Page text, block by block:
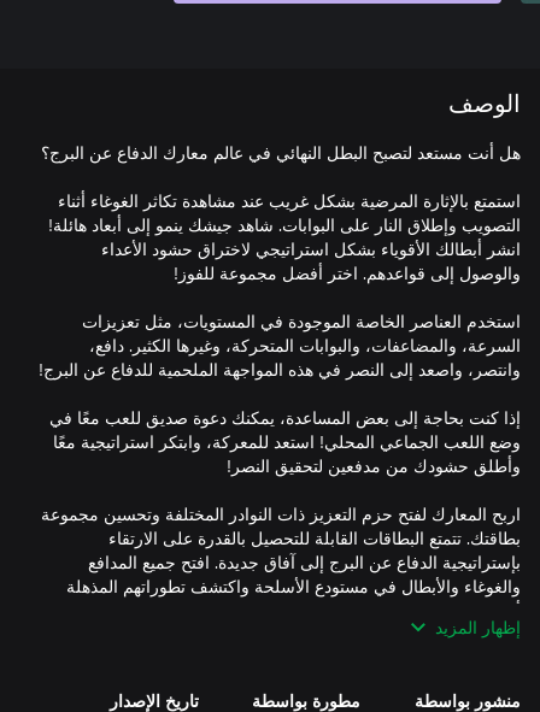
الوصف
استمتع بالإثارة المرضية بشكل غريب عند مشاهدة تكاثر الغوغاء أثناء
التصويب وإطلاق النار على البوابات. شاهد جيشك ينمو إلى أبعاد هائلة!
انشر أبطالك الأقوياء بشكل استراتيجي لاختراق حشود الأعداء
استخدم العناصر الخاصة الموجودة في المستويات، مثل تعزيزات
السرعة، والمضاعفات، والبوابات المتحركة، وغيرها الكثير. دافع،
إذا كنت بحاجة إلى بعض المساعدة، يمكنك دعوة صديق للعب معًا في
وضع اللعب الجماعي المحلي! استعد للمعركة، وابتكر استراتيجية معًا
اربح المعارك لفتح حزم التعزيز ذات النوادر المختلفة وتحسين مجموعة
بطاقتك. تتمتع البطاقات القابلة للتحصيل بالقدرة على الارتقاء
بإستراتيجية الدفاع عن البرج إلى آفاق جديدة. افتح جميع المدافع
والغوغاء والأبطال في مستودع الأسلحة واكتشف تطوراتهم المذهلة
إظهار المزيد
منشور بواسطة مطورة بواسطة تاريخ الإصدار